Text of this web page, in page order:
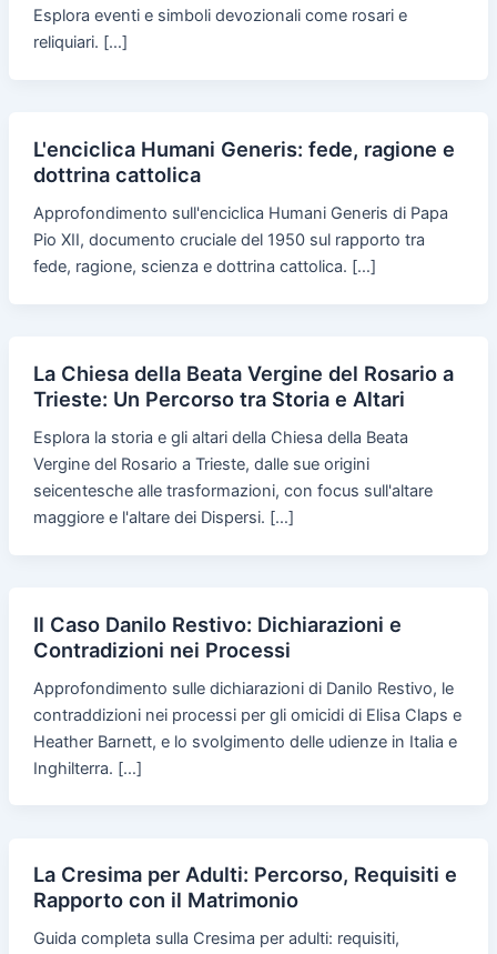
Esplora eventi e simboli devozionali come rosari e
reliquiari. […]
L'enciclica Humani Generis: fede, ragione e
dottrina cattolica
Approfondimento sull'enciclica Humani Generis di Papa
Pio XII, documento cruciale del 1950 sul rapporto tra
fede, ragione, scienza e dottrina cattolica. […]
La Chiesa della Beata Vergine del Rosario a
Trieste: Un Percorso tra Storia e Altari
Esplora la storia e gli altari della Chiesa della Beata
Vergine del Rosario a Trieste, dalle sue origini
seicentesche alle trasformazioni, con focus sull'altare
maggiore e l'altare dei Dispersi. […]
Il Caso Danilo Restivo: Dichiarazioni e
Contradizioni nei Processi
Approfondimento sulle dichiarazioni di Danilo Restivo, le
contraddizioni nei processi per gli omicidi di Elisa Claps e
Heather Barnett, e lo svolgimento delle udienze in Italia e
Inghilterra. […]
La Cresima per Adulti: Percorso, Requisiti e
Rapporto con il Matrimonio
Guida completa sulla Cresima per adulti: requisiti,